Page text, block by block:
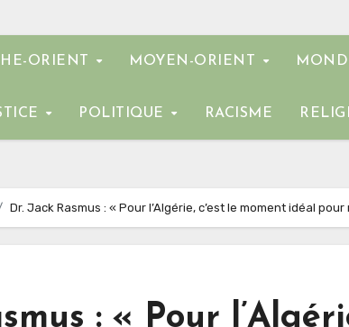
ORIENT MOYEN-ORIENT
POLITIQUE RACISME
Dr. Jack Rasmus : « Pour l’Algérie, c’est le moment idéal
: « Pour